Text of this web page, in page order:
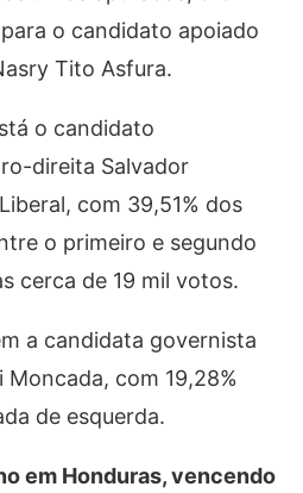
o candidato apoiado
Tito Asfura.
o candidato
direita Salvador
com 39,51% dos
o primeiro e segundo
cerca de 19 mil votos.
a candidata governista
com 19,28%
de esquerda.
em Honduras, vencendo